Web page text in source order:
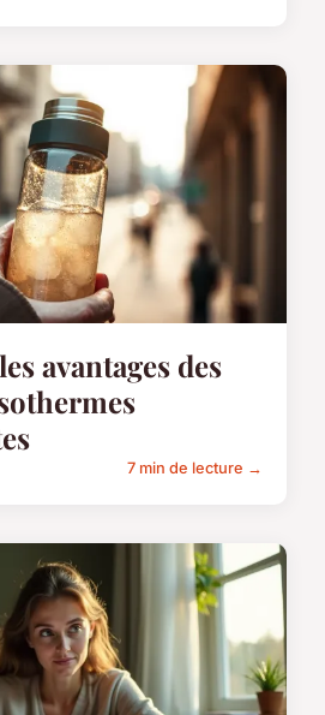
avantages des
7 min de lecture →